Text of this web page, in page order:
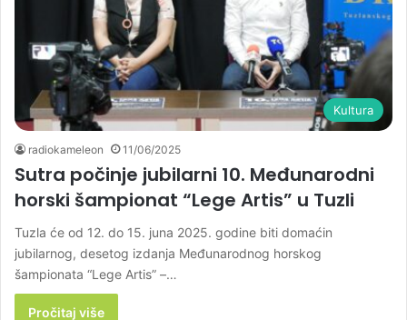
Kultura
radiokameleon 11/06/2025
Sutra počinje jubilarni 10. Međunarodni
horski šampionat “Lege Artis” u Tuzli
Tuzla će od 12. do 15. juna 2025. godine biti domaćin
jubilarnog, desetog izdanja Međunarodnog horskog
šampionata “Lege Artis” –…
Pročitaj više